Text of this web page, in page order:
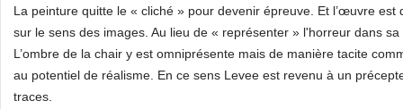
La peinture quitte le « cliché » pour devenir épreuve. Et l’œuvre
sur le sens des images. Au lieu de « représenter » l'horreur dans
L’ombre de la chair y est omniprésente mais de manière tacite
au potentiel de réalisme. En ce sens Levee est revenu à un
traces.